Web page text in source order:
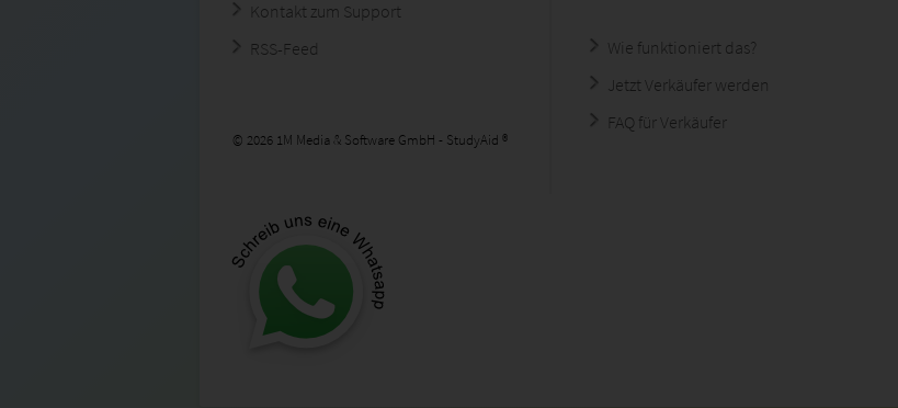
Kontakt zum Support
RSS-Feed
© 2026 1M Media & Software GmbH - StudyAid ®
Wie funktioniert das?
Jetzt Verkäufer werden
FAQ für Verkäufer